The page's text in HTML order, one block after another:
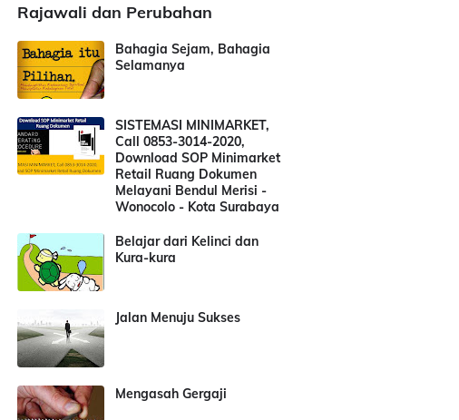
Rajawali dan Perubahan
Bahagia Sejam, Bahagia
Selamanya
SISTEMASI MINIMARKET,
Call 0853-3014-2020,
Download SOP Minimarket
Retail Ruang Dokumen
Melayani Bendul Merisi -
Wonocolo - Kota Surabaya
Belajar dari Kelinci dan
Kura-kura
Jalan Menuju Sukses
Mengasah Gergaji